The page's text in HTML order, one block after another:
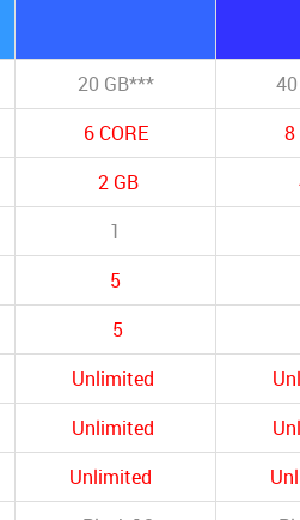
20 GB***
6 CORE
8
2 GB
1
5
5
Unlimited
Unlimited
Unlimited